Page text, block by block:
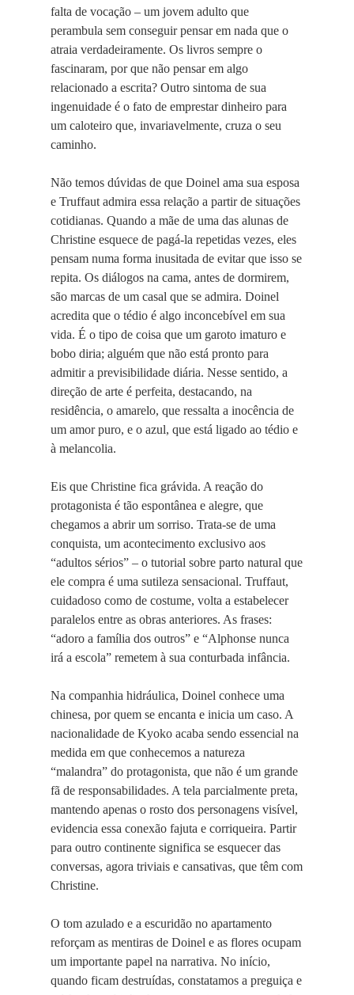
falta de vocação – um jovem adulto que
perambula sem conseguir pensar em nada que o
atraia verdadeiramente. Os livros sempre o
fascinaram, por que não pensar em algo
relacionado a escrita? Outro sintoma de sua
ingenuidade é o fato de emprestar dinheiro para
um caloteiro que, invariavelmente, cruza o seu
caminho.
Não temos dúvidas de que Doinel ama sua esposa
e Truffaut admira essa relação a partir de situações
cotidianas. Quando a mãe de uma das alunas de
Christine esquece de pagá-la repetidas vezes, eles
pensam numa forma inusitada de evitar que isso se
repita. Os diálogos na cama, antes de dormirem,
são marcas de um casal que se admira. Doinel
acredita que o tédio é algo inconcebível em sua
vida. É o tipo de coisa que um garoto imaturo e
bobo diria; alguém que não está pronto para
admitir a previsibilidade diária. Nesse sentido, a
direção de arte é perfeita, destacando, na
residência, o amarelo, que ressalta a inocência de
um amor puro, e o azul, que está ligado ao tédio e
à melancolia.
Eis que Christine fica grávida. A reação do
protagonista é tão espontânea e alegre, que
chegamos a abrir um sorriso. Trata-se de uma
conquista, um acontecimento exclusivo aos
“adultos sérios” – o tutorial sobre parto natural que
ele compra é uma sutileza sensacional. Truffaut,
cuidadoso como de costume, volta a estabelecer
paralelos entre as obras anteriores. As frases:
“adoro a família dos outros” e “Alphonse nunca
irá a escola” remetem à sua conturbada infância.
Na companhia hidráulica, Doinel conhece uma
chinesa, por quem se encanta e inicia um caso. A
nacionalidade de Kyoko acaba sendo essencial na
medida em que conhecemos a natureza
“malandra” do protagonista, que não é um grande
fã de responsabilidades. A tela parcialmente preta,
mantendo apenas o rosto dos personagens visível,
evidencia essa conexão fajuta e corriqueira. Partir
para outro continente significa se esquecer das
conversas, agora triviais e cansativas, que têm com
Christine.
O tom azulado e a escuridão no apartamento
reforçam as mentiras de Doinel e as flores ocupam
um importante papel na narrativa. No início,
quando ficam destruídas, constatamos a preguiça e